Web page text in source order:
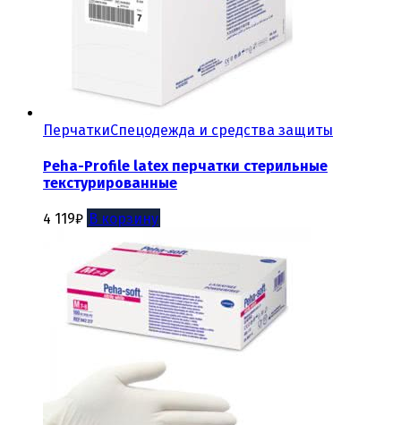
ПерчаткиСпецодежда и средства защиты
Peha-Profile latex перчатки стерильные
текстурированные
4 119₽ В корзину